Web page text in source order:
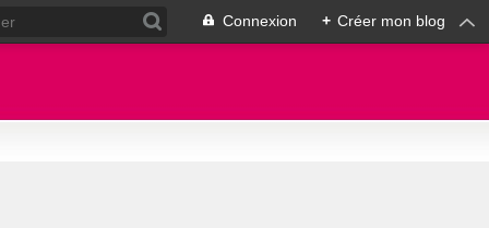
Connexion + Créer mon blog